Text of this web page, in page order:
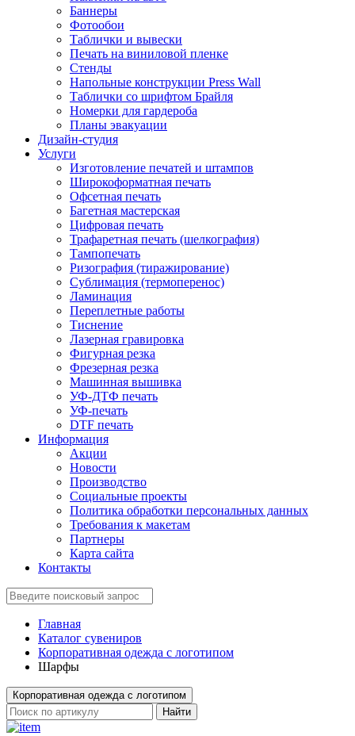
Баннеры
Фотообои
Таблички и вывески
Печать на виниловой пленке
Стенды
Напольные конструкции Press Wall
Таблички со шрифтом Брайля
Номерки для гардероба
Планы эвакуации
Дизайн-студия
Услуги
Изготовление печатей и штампов
Широкоформатная печать
Офсетная печать
Багетная мастерская
Цифровая печать
Трафаретная печать (шелкография)
Тампопечать
Ризография (тиражирование)
Сублимация (термоперенос)
Ламинация
Переплетные работы
Тиснение
Лазерная гравировка
Фигурная резка
Фрезерная резка
Машинная вышивка
УФ-ДТФ печать
УФ-печать
DTF печать
Информация
Акции
Новости
Производство
Социальные проекты
Политика обработки персональных данных
Требования к макетам
Партнеры
Карта сайта
Контакты
Главная
Каталог сувениров
Корпоративная одежда с логотипом
Шарфы
Корпоративная одежда с логотипом
Найти